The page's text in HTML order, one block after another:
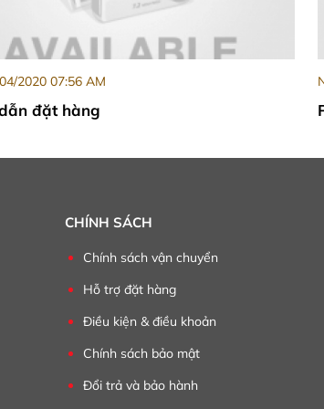
2020 07:56 AM
đặt hàng
CHÍNH SÁCH
Chính sách vận chuyển
Hỗ trợ đặt hàng
Điều kiện & điều khoản
Chính sách bảo mật
Đổi trả và bảo hành